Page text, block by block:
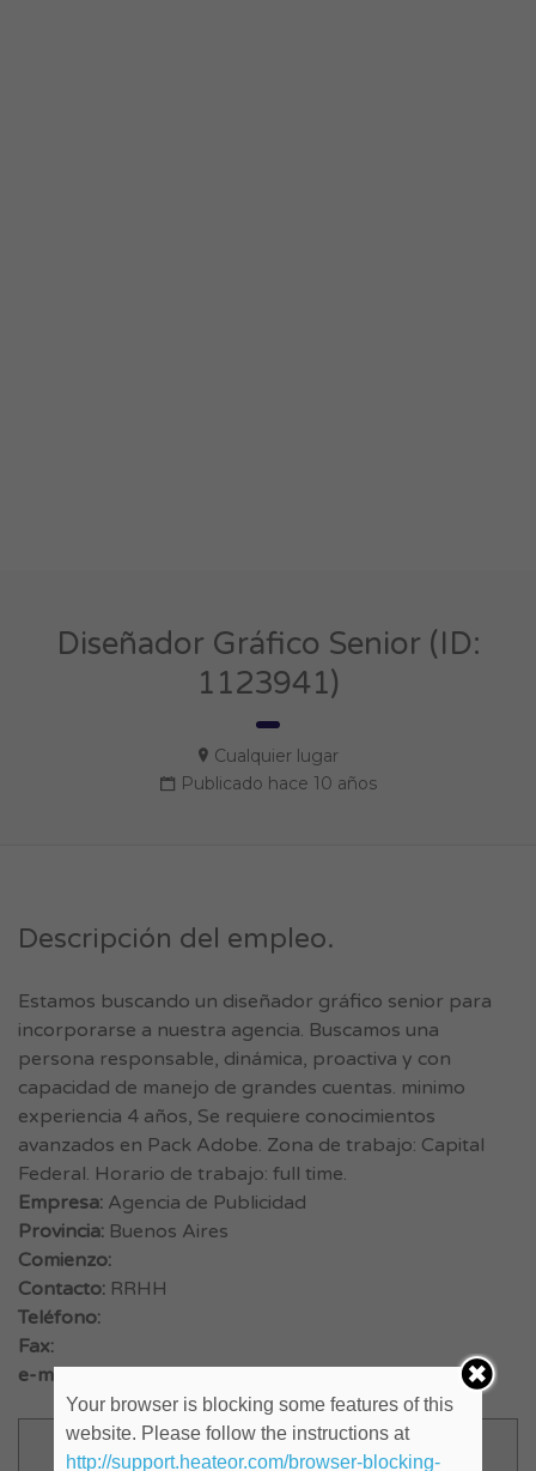
Diseñador Gráfico Senior (ID:
1123941)
Cualquier lugar
Publicado hace 10 años
Descripción del empleo.
Estamos buscando un diseñador gráfico senior para
incorporarse a nuestra agencia. Buscamos una
persona responsable, dinámica, proactiva y con
capacidad de manejo de grandes cuentas. minimo
experiencia 4 años, Se requiere conocimientos
avanzados en Pack Adobe. Zona de trabajo: Capital
Federal. Horario de trabajo: full time.
Empresa: Agencia de Publicidad
Provincia: Buenos Aires
Comienzo:
Contacto: RRHH
Teléfono:
Fax:
e-mail:
Your browser is blocking some features of this
website. Please follow the instructions at
http://support.heateor.com/browser-blocking-